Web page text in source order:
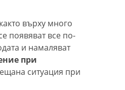
върху много
появяват все по-
и намаляват
при
ситуация при